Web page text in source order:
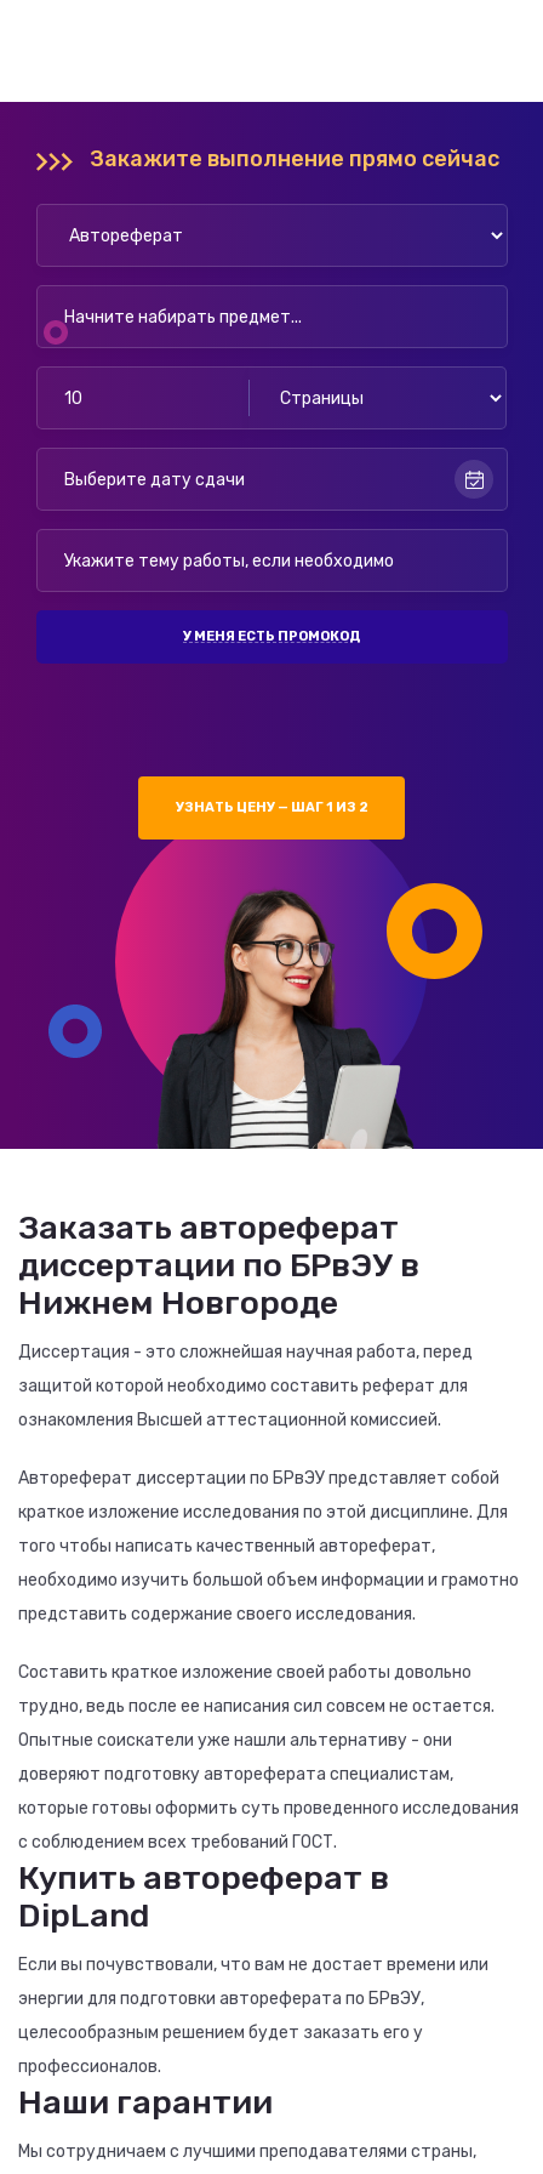
Закажите выполнение прямо сейчас
У МЕНЯ ЕСТЬ ПРОМОКОД
УЗНАТЬ ЦЕНУ — ШАГ 1 ИЗ 2
Заказать автореферат
диссертации по БРвЭУ в
Нижнем Новгороде
Диссертация - это сложнейшая научная работа, перед
защитой которой необходимо составить реферат для
ознакомления Высшей аттестационной комиссией.
Автореферат диссертации по БРвЭУ представляет собой
краткое изложение исследования по этой дисциплине. Для
того чтобы написать качественный автореферат,
необходимо изучить большой объем информации и грамотно
представить содержание своего исследования.
Составить краткое изложение своей работы довольно
трудно, ведь после ее написания сил совсем не остается.
Опытные соискатели уже нашли альтернативу - они
доверяют подготовку автореферата специалистам,
которые готовы оформить суть проведенного исследования
с соблюдением всех требований ГОСТ.
Купить автореферат в
DipLand
Если вы почувствовали, что вам не достает времени или
энергии для подготовки автореферата по БРвЭУ,
целесообразным решением будет заказать его у
профессионалов.
Наши гарантии
Мы сотрудничаем с лучшими преподавателями страны,